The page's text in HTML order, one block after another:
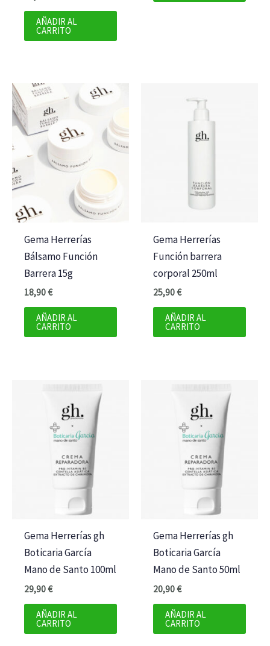
AÑADIR AL
CARRITO
Gema Herrerías
Bálsamo Función
Barrera 15g
18,90€
AÑADIR AL
CARRITO
Gema Herrerías
Función barrera
corporal 250ml
25,90€
AÑADIR AL
CARRITO
Gema Herrerías gh
Boticaria García
Mano de Santo 100ml
29,90€
AÑADIR AL
CARRITO
Gema Herrerías gh
Boticaria García
Mano de Santo 50ml
20,90€
AÑADIR AL
CARRITO